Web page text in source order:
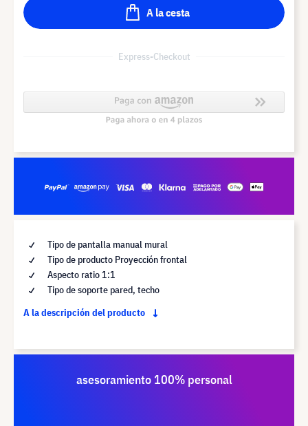
A la cesta
Express-Checkout
Tipo de pantalla manual mural
Tipo de producto Proyección frontal
Aspecto ratio 1:1
Tipo de soporte pared, techo
A la descripción del producto
asesoramiento 100% personal